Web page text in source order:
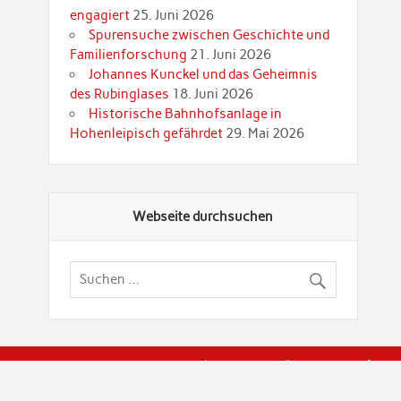
engagiert 25. Juni 2026
Spurensuche zwischen Geschichte und
Familienforschung 21. Juni 2026
Johannes Kunckel und das Geheimnis
des Rubinglases 18. Juni 2026
Historische Bahnhofsanlage in
Hohenleipisch gefährdet 29. Mai 2026
Webseite durchsuchen
© Brandenburgische Genealogische Gesellschaft (BGG)